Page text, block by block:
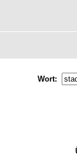
Wort: